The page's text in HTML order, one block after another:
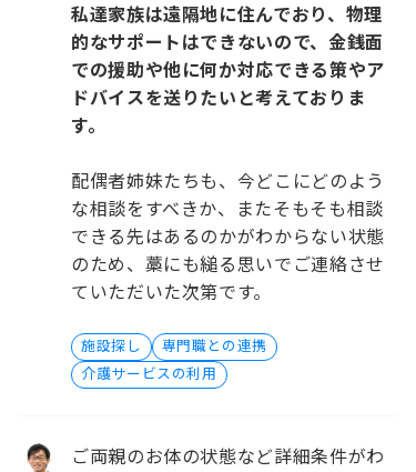
私達家族は遠隔地に住んでおり、物理
的なサポートはできないので、金銭面
での援助や他に何か対応できる策やア
ドバイスを送りたいと考えておりま
す。
配偶者姉妹たちも、今どこにどのよう
な相談をすべきか、またそもそも相談
できる先はあるのかがわからない状態
のため、藁にも縋る思いでご連絡させ
ていただいた次第です。
施設探し
専門職との連携
介護サービスの利用
ご両親のお体の状態など詳細条件がわ